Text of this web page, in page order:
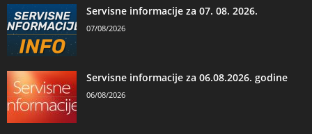
Servisne informacije za 07. 08. 2026.
07/08/2026
Servisne informacije za 06.08.2026. godine
06/08/2026